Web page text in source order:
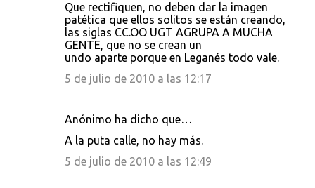
Que rectifiquen, no deben dar la imagen
patética que ellos solitos se están creando,
las siglas CC.OO UGT AGRUPA A MUCHA
GENTE, que no se crean un
undo aparte porque en Leganés todo vale.
5 de julio de 2010 a las 12:17
Anónimo ha dicho que…
A la puta calle, no hay más.
5 de julio de 2010 a las 12:49